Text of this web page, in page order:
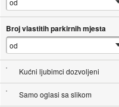
Broj vlastitih parkirnih mjesta
Kućni ljubimci dozvoljeni
Samo oglasi sa slikom